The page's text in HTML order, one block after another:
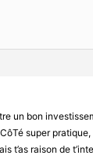
un bon
super
t’as raison de